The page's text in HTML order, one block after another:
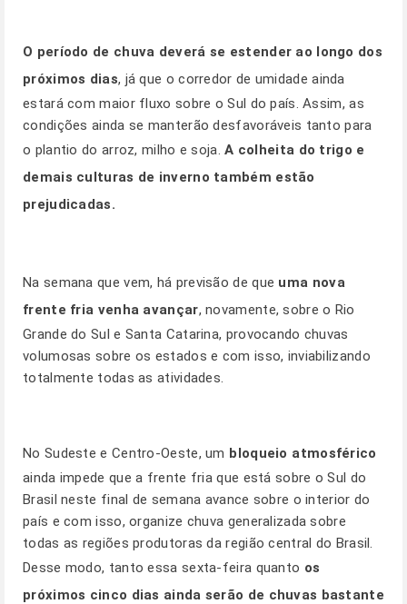
O período de chuva deverá se estender ao longo dos
próximos dias, já que o corredor de umidade ainda
estará com maior fluxo sobre o Sul do país. Assim, as
condições ainda se manterão desfavoráveis tanto para
o plantio do arroz, milho e soja.A colheita do trigo e
demais culturas de inverno também estão
prejudicadas.
Na semana que vem, há previsão de que uma nova
frente fria venha avançar, novamente, sobre o Rio
Grande do Sul e Santa Catarina, provocando chuvas
volumosas sobre os estados e com isso, inviabilizando
totalmente todas as atividades.
No Sudeste e Centro-Oeste, um bloqueio atmosférico
ainda impede que a frente fria que está sobre o Sul do
Brasil neste final de semana avance sobre o interior do
país e com isso, organize chuva generalizada sobre
todas as regiões produtoras da região central do Brasil.
Desse modo, tanto essa sexta-feira quanto os
próximos cinco dias ainda serão de chuvas bastante